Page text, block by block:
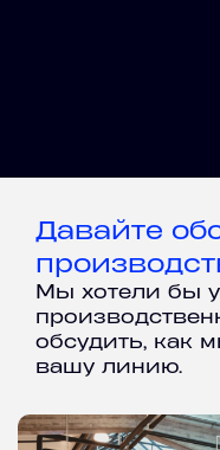
Давайте
Мы хотели бы
обсудить, как
вашу линию.